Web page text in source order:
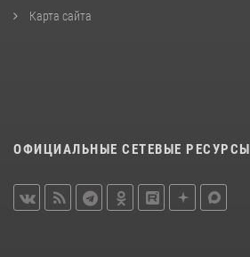
Карта сайта
ОФИЦИАЛЬНЫЕ СЕТЕВЫЕ РЕСУРСЫ